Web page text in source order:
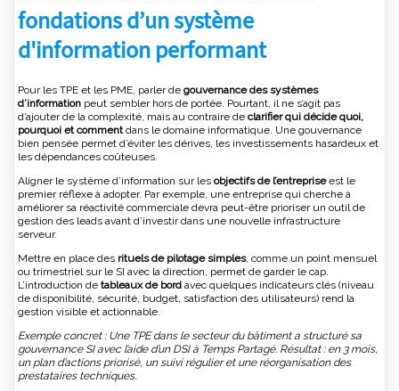
fondations d’un système
d'information performant
Pour les TPE et les PME, parler de gouvernance des systèmes
d’information peut sembler hors de portée. Pourtant, il ne s’agit pas
d’ajouter de la complexité, mais au contraire de clarifier qui décide quoi,
pourquoi et commentdans le domaine informatique. Une gouvernance
bien pensée permet d’éviter les dérives, les investissements hasardeux et
les dépendances coûteuses.
Aligner le système d’information sur les objectifs de l’entrepriseest le
premier réflexe à adopter. Par exemple, une entreprise qui cherche à
améliorer sa réactivité commerciale devra peut-être prioriser un outil de
gestion des leads avant d’investir dans une nouvelle infrastructure
serveur.
Mettre en place des rituels de pilotage simples, comme un point mensuel
ou trimestriel sur le SI avec la direction, permet de garder le cap.
L’introduction de tableaux de bord avec quelques indicateurs clés (niveau
de disponibilité, sécurité, budget, satisfaction des utilisateurs) rend la
gestion visible et actionnable.
Exemple concret : Une TPE dans le secteur du bâtiment a structuré sa
gouvernance SI avec l’aide d’un DSI à Temps Partagé. Résultat : en 3 mois,
un plan d’actions priorisé, un suivi régulier et une réorganisation des
prestataires techniques.